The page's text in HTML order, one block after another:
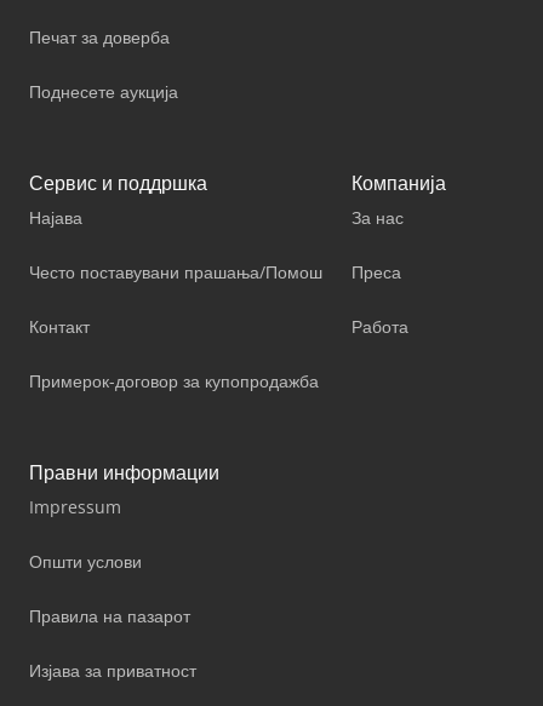
Печат за доверба
Поднесете аукција
Сервис и поддршка
Најава
Често поставувани прашања/Помош
Контакт
Примерок-договор за купопродажба
Компанија
За нас
Преса
Работа
Правни информации
Impressum
Општи услови
Правила на пазарот
Изјава за приватност